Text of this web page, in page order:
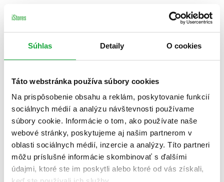
Súhlas Detaily O cookies
Táto webstránka používa súbory cookies
Na prispôsobenie obsahu a reklám, poskytovanie funkcií
sociálnych médií a analýzu návštevnosti používame
súbory cookie. Informácie o tom, ako používate naše
webové stránky, poskytujeme aj našim partnerom v
oblasti sociálnych médií, inzercie a analýzy. Títo partneri
môžu príslušné informácie skombinovať s ďalšími
údajmi, ktoré ste im poskytli alebo ktoré od vás získali,